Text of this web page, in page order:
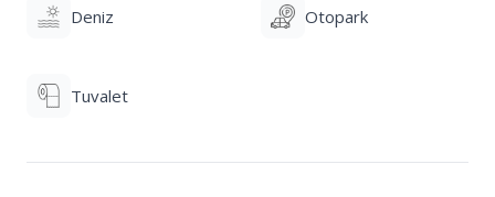
Deniz Otopark
Tuvalet